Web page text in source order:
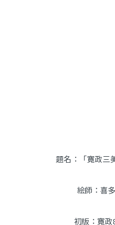
題名：「寛政三
絵師：喜
初版：寛政